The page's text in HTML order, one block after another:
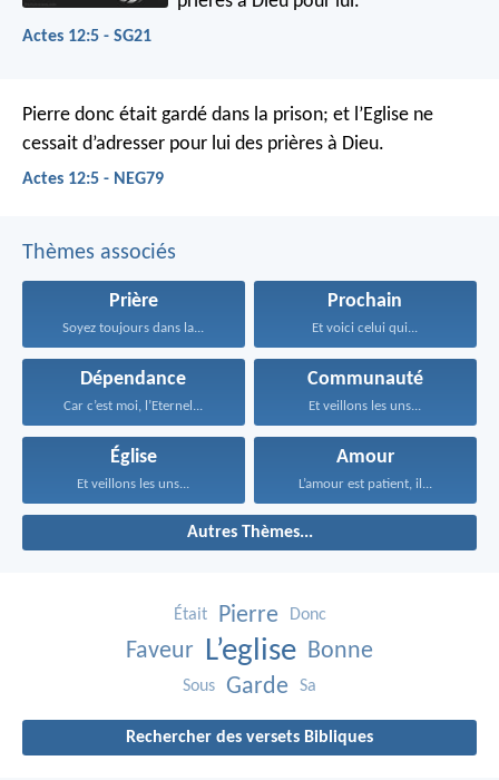
Actes 12:5 - SG21
Pierre donc était gardé dans la prison; et l’Eglise ne
cessait d’adresser pour lui des prières à Dieu.
Actes 12:5 - NEG79
Thèmes associés
Prière
Soyez toujours dans la...
Prochain
Et voici celui qui...
Dépendance
Car c’est moi, l’Eternel...
Communauté
Et veillons les uns...
Église
Et veillons les uns...
Amour
L’amour est patient, il...
Autres Thèmes...
Était Pierre Donc
Faveur L’eglise Bonne
Sous Garde Sa
Rechercher des versets Bibliques